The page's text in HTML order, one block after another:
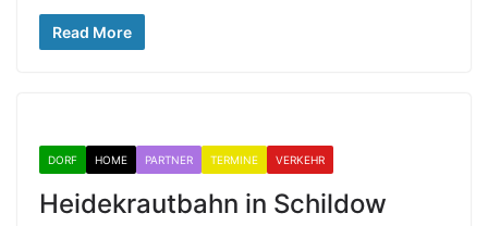
Read More
DORF HOME PARTNER TERMINE VERKEHR
Heidekrautbahn in Schildow